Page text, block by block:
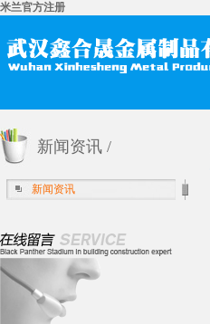
米兰官方注册
新闻资讯 /
新闻资讯